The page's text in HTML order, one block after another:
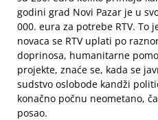
godini grad Novi Pazar je u
000. eura za potrebe RTV. To
novaca se RTV uplati po
doprinosa, humanitarne
projekte, znaće se, kada se
sudstvo oslobode kandži
konačno počnu neometano,
posao.